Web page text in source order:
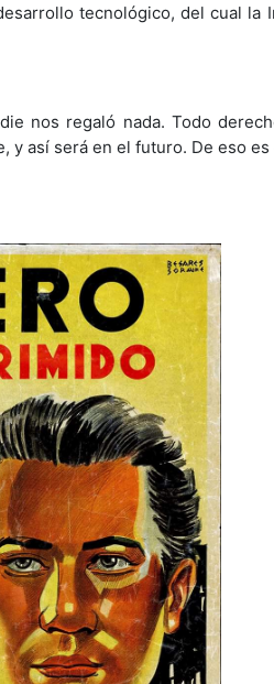
tecnológico, del cual
nos regaló nada. Todo
y así será en el futuro. De eso